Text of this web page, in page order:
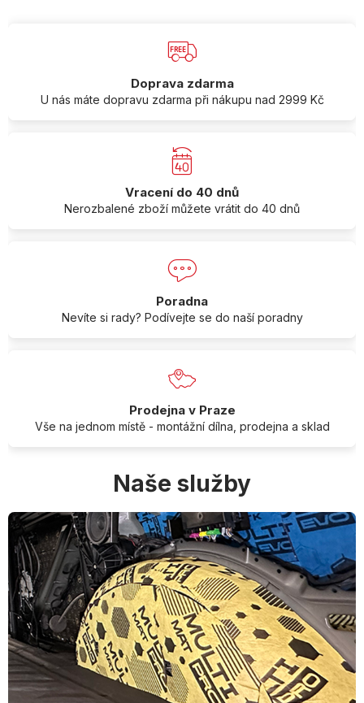
Doprava zdarma
U nás máte dopravu zdarma při nákupu nad 2999 Kč
Vracení do 40 dnů
Nerozbalené zboží můžete vrátit do 40 dnů
Poradna
Nevíte si rady? Podívejte se do naší poradny
Prodejna v Praze
Vše na jednom místě - montážní dílna, prodejna a sklad
Naše služby